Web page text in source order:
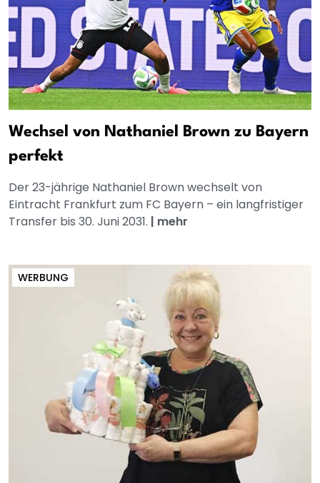
Wechsel von Nathaniel Brown zu Bayern
perfekt
Der 23-jährige Nathaniel Brown wechselt von
Eintracht Frankfurt zum FC Bayern – ein langfristiger
Transfer bis 30. Juni 2031. | mehr
WERBUNG